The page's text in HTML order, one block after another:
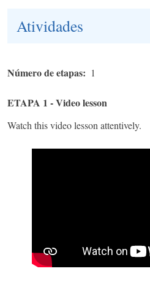
Atividades
Número de etapas 1
ETAPA 1 - Video lesson
Watch this video lesson attentively.